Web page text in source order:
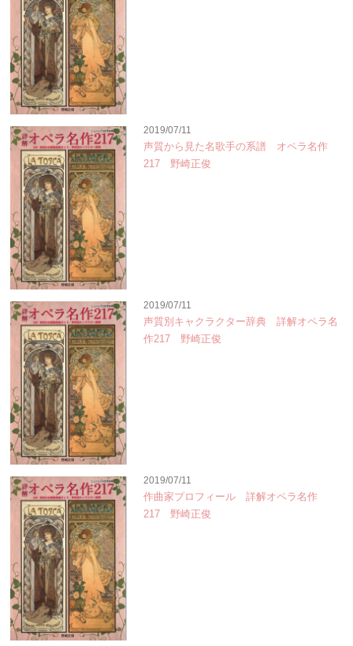
2019/07/11
声質から見た名歌手の系譜 オペラ名作
217 野崎正俊
2019/07/11
声質別キャクラクター辞典 詳解オペラ名
作217 野崎正俊
2019/07/11
作曲家プロフィール 詳解オペラ名作
217 野崎正俊